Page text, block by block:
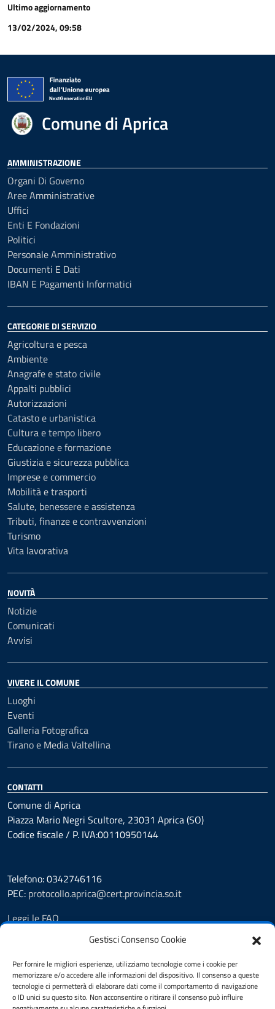
Gestisci Consenso Cookie
Per fornire le migliori esperienze, utilizziamo tecnologie come i cookie per
memorizzare e/o accedere alle informazioni del dispositivo. Il consenso a queste
tecnologie ci permetterà di elaborare dati come il comportamento di navigazione
o ID unici su questo sito. Non acconsentire o ritirare il consenso può influire
Ultimo aggiornamento
13/02/2024, 09:58
Comune di Aprica
AMMINISTRAZIONE
Organi Di Governo
Aree Amministrative
Uffici
Enti E Fondazioni
Politici
Personale Amministrativo
Documenti E Dati
IBAN E Pagamenti Informatici
CATEGORIE DI SERVIZIO
Agricoltura e pesca
Ambiente
Anagrafe e stato civile
Appalti pubblici
Autorizzazioni
Catasto e urbanistica
Cultura e tempo libero
Educazione e formazione
Giustizia e sicurezza pubblica
Imprese e commercio
Mobilità e trasporti
Salute, benessere e assistenza
Tributi, finanze e contravvenzioni
Turismo
Vita lavorativa
NOVITÀ
Notizie
Comunicati
Avvisi
VIVERE IL COMUNE
Luoghi
Eventi
Galleria Fotografica
Tirano e Media Valtellina
CONTATTI
Comune di Aprica
Piazza Mario Negri Scultore, 23031 Aprica (SO)
Codice fiscale / P. IVA:00110950144
Telefono: 0342746116
PEC: protocollo.aprica@cert.provincia.so.it
Leggi le FAQ
Prenotazione appuntamento
Segnalazione disservizio
Whistleblowing
Amministrazione trasparente
Pubblicità legale